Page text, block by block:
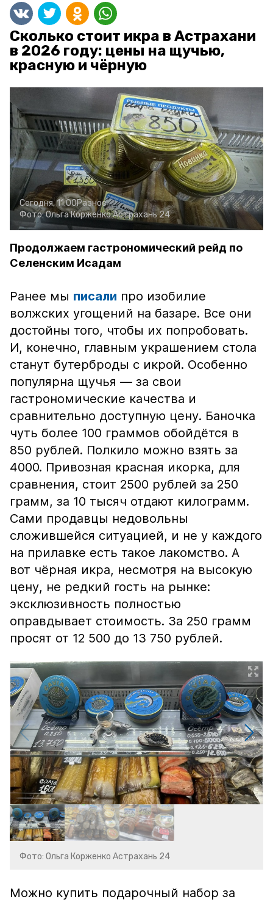
Сколько стоит икра в Астрахани
в 2026 году: цены на щучью,
красную и чёрную
Сегодня, 11:00Разное
Фото:Ольга КорженкоАстрахань 24
Продолжаем гастрономический рейд по
Селенским Исадам
Ранее мы писали про изобилие
волжских угощений на базаре. Все они
достойны того, чтобы их попробовать.
И, конечно, главным украшением стола
станут бутерброды с икрой. Особенно
популярна щучья — за свои
гастрономические качества и
сравнительно доступную цену. Баночка
чуть более 100 граммов обойдётся в
850 рублей. Полкило можно взять за
4000. Привозная красная икорка, для
сравнения, стоит 2500 рублей за 250
грамм, за 10 тысяч отдают килограмм.
Сами продавцы недовольны
сложившейся ситуацией, и не у каждого
на прилавке есть такое лакомство. А
вот чёрная икра, несмотря на высокую
цену, не редкий гость на рынке:
эксклюзивность полностью
оправдывает стоимость. За 250 грамм
просят от 12 500 до 13 750 рублей.
Фото: Ольга Корженко Астрахань 24
Можно купить подарочный набор за